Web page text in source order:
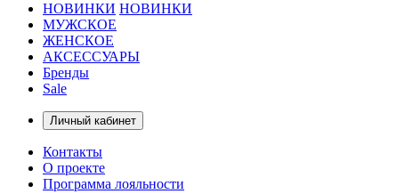
НОВИНКИ НОВИНКИ
МУЖСКОЕ
ЖЕНСКОЕ
АКСЕССУАРЫ
Бренды
Sale
Личный кабинет
Контакты
О проекте
Программа лояльности